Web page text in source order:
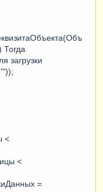
Тогда
<
<
=